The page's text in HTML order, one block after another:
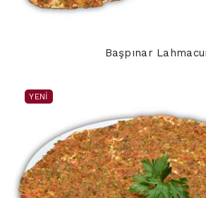
Başpınar
YENI